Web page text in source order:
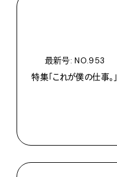
最新号: NO.953
特集「これが僕の仕事。」